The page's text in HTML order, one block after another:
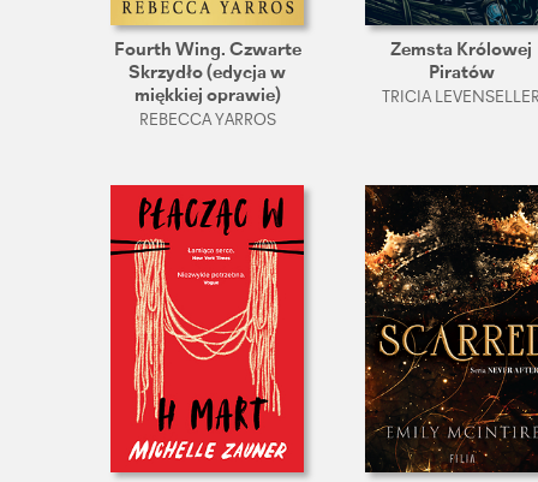
Fourth Wing. Czwarte
Skrzydło (edycja w
miękkiej oprawie)
REBECCA YARROS
Zemsta Królowej
Piratów
TRICIA